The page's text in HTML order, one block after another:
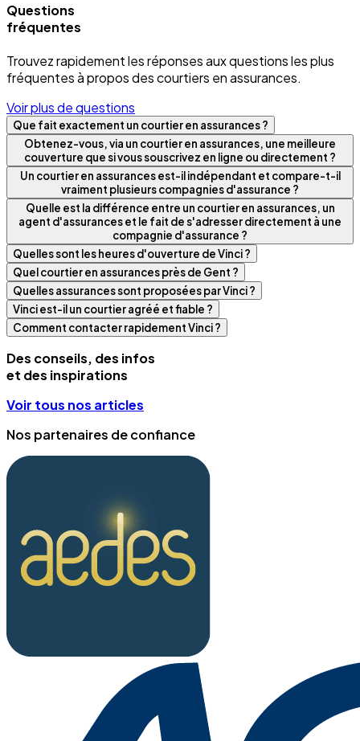
Questions
fréquentes
Trouvez rapidement les réponses aux questions les plus
fréquentes à propos des courtiers en assurances.
Voir plus de questions
Que fait exactement un courtier en assurances ?
Obtenez-vous, via un courtier en assurances, une meilleure
couverture que si vous souscrivez en ligne ou directement ?
Un courtier en assurances est-il indépendant et compare-t-il
vraiment plusieurs compagnies d'assurance ?
Quelle est la différence entre un courtier en assurances, un
agent d'assurances et le fait de s'adresser directement à une
compagnie d'assurance ?
Quelles sont les heures d'ouverture de Vinci ?
Quel courtier en assurances près de Gent ?
Quelles assurances sont proposées par Vinci ?
Vinci est-il un courtier agréé et fiable ?
Comment contacter rapidement Vinci ?
Des conseils, des infos
et des inspirations
Voir tous nos articles
Nos partenaires de confiance